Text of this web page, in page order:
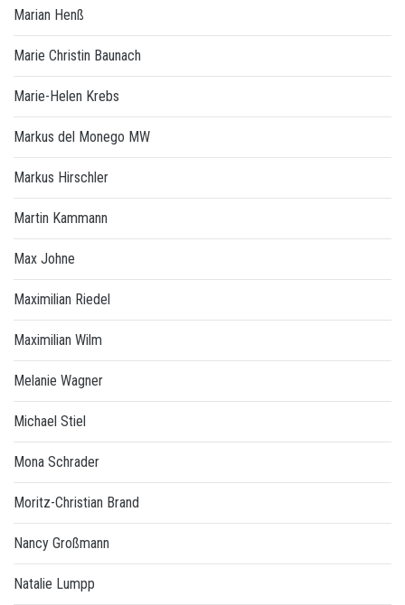
Marian Henß
Marie Christin Baunach
Marie-Helen Krebs
Markus del Monego MW
Markus Hirschler
Martin Kammann
Max Johne
Maximilian Riedel
Maximilian Wilm
Melanie Wagner
Michael Stiel
Mona Schrader
Moritz-Christian Brand
Nancy Großmann
Natalie Lumpp